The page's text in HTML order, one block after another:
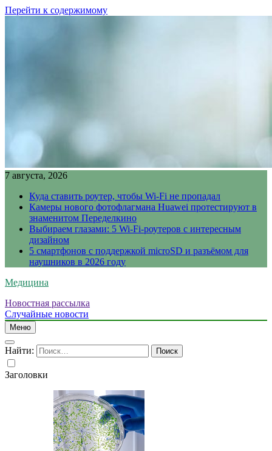
Перейти к содержимому
7 августа, 2026
Куда ставить роутер, чтобы Wi-Fi не пропадал
Камеры нового фотофлагмана Huawei протестируют в
знаменитом Переделкино
Выбираем глазами: 5 Wi-Fi-роутеров с интересным
дизайном
5 смартфонов с поддержкой microSD и разъёмом для
наушников в 2026 году
Медицина
Новостная рассылка
Случайные новости
Меню
Найти:
Заголовки